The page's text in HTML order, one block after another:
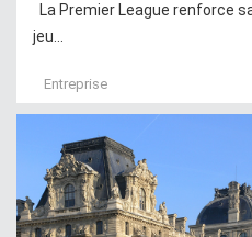
La Premier League renforce
jeu...
Entreprise